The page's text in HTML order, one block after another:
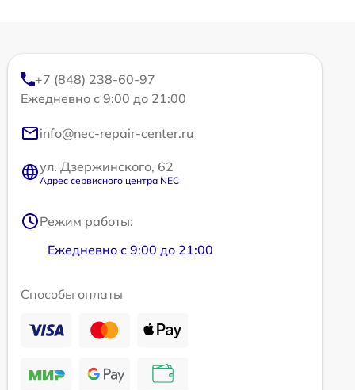
+7 (848) 238-60-97
Ежедневно с 9:00 до 21:00
info@nec-repair-center.ru
ул. Дзержинского, 62
Адрес сервисного центра NEC
Режим работы:
Ежедневно с 9:00 до 21:00
Способы оплаты